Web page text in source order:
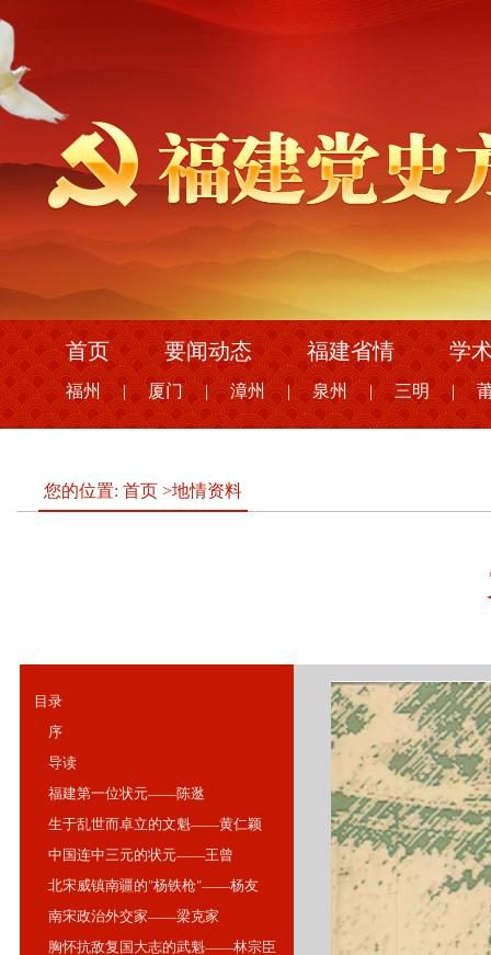
首页 要闻动态 福建省情 学
福州 | 厦门 | 漳州 | 泉州 | 三明 |
您的位置: 首页 >地情资料